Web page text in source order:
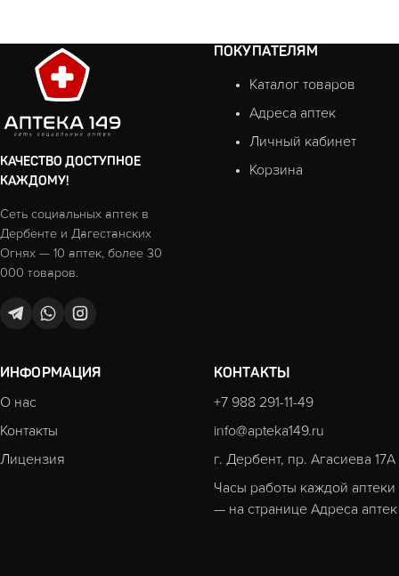
КАЧЕСТВО ДОСТУПНОЕ
КАЖДОМУ!
Сеть социальных аптек в
Дербенте и Дагестанских
Огнях — 10 аптек, более 30
000 товаров.
ПОКУПАТЕЛЯМ
Каталог товаров
Адреса аптек
Личный кабинет
Корзина
ИНФОРМАЦИЯ
О нас
Контакты
Лицензия
КОНТАКТЫ
+7 988 291-11-49
info@apteka149.ru
г. Дербент, пр. Агасиева 17А
Часы работы каждой аптеки
— на странице Адреса аптек